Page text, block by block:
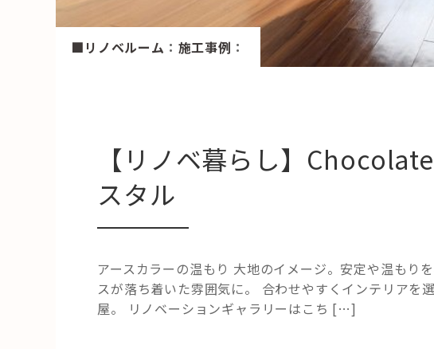
リノベ事例
コーディネーター紹介
■リノベルーム ： 施工事例 ：
【リノベ暮らし】
スタル
アースカラーの温もり 大地のイメージ。安定や温もり
スが落ち着いた雰囲気に。 合わせやすくインテリアを
屋。 リノベーションギャラリーはこち […]